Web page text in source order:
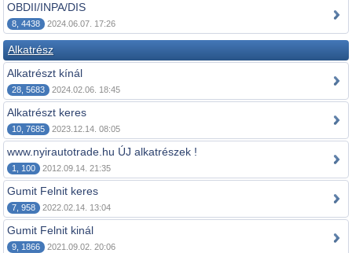
OBDII/INPA/DIS
8, 4438 2024.06.07. 17:26
Alkatrész
Alkatrészt kínál
28, 5683 2024.02.06. 18:45
Alkatrészt keres
10, 7685 2023.12.14. 08:05
www.nyirautotrade.hu ÚJ alkatrészek !
1, 100 2012.09.14. 21:35
Gumit Felnit keres
7, 958 2022.02.14. 13:04
Gumit Felnit kinál
9, 1866 2021.09.02. 20:06